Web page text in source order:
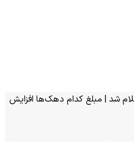
شارژ کالابرگ مرداد ۱۴۰۵ اعلام شد | مبلغ کدام دهک‌ها افزایش